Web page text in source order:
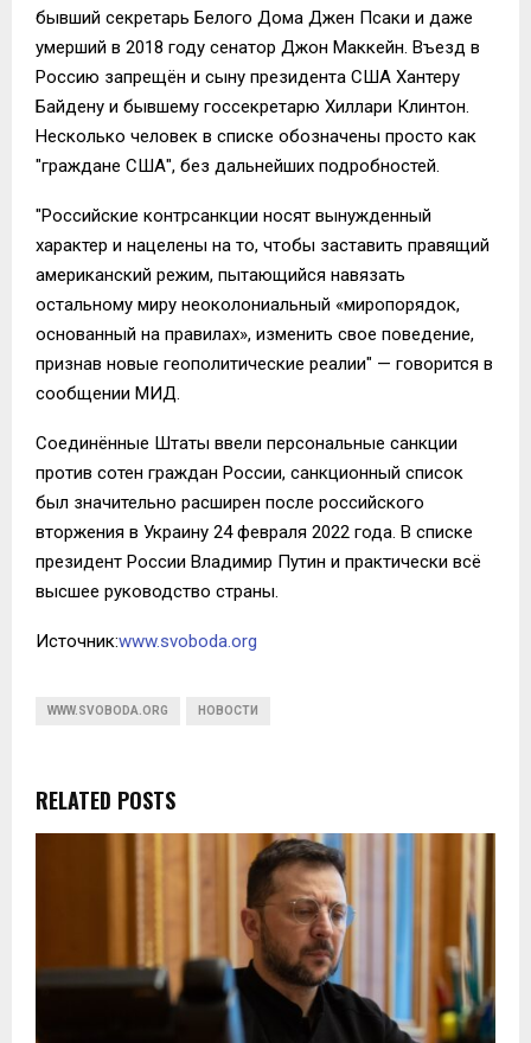
бывший секретарь Белого Дома Джен Псаки и даже
умерший в 2018 году сенатор Джон Маккейн. Въезд в
Россию запрещён и сыну президента США Хантеру
Байдену и бывшему госсекретарю Хиллари Клинтон.
Несколько человек в списке обозначены просто как
"граждане США", без дальнейших подробностей.
"Российские контрсанкции носят вынужденный
характер и нацелены на то, чтобы заставить правящий
американский режим, пытающийся навязать
остальному миру неоколониальный «миропорядок,
основанный на правилах», изменить свое поведение,
признав новые геополитические реалии" — говорится в
сообщении МИД.
Соединённые Штаты ввели персональные санкции
против сотен граждан России, санкционный список
был значительно расширен после российского
вторжения в Украину 24 февраля 2022 года. В списке
президент России Владимир Путин и практически всё
высшее руководство страны.
Источник:www.svoboda.org
WWW.SVOBODA.ORG НОВОСТИ
RELATED POSTS